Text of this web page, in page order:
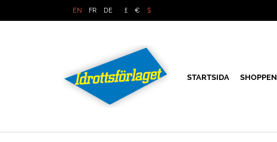
EN FR DE £ € $
STARTSIDA SHOPPEN